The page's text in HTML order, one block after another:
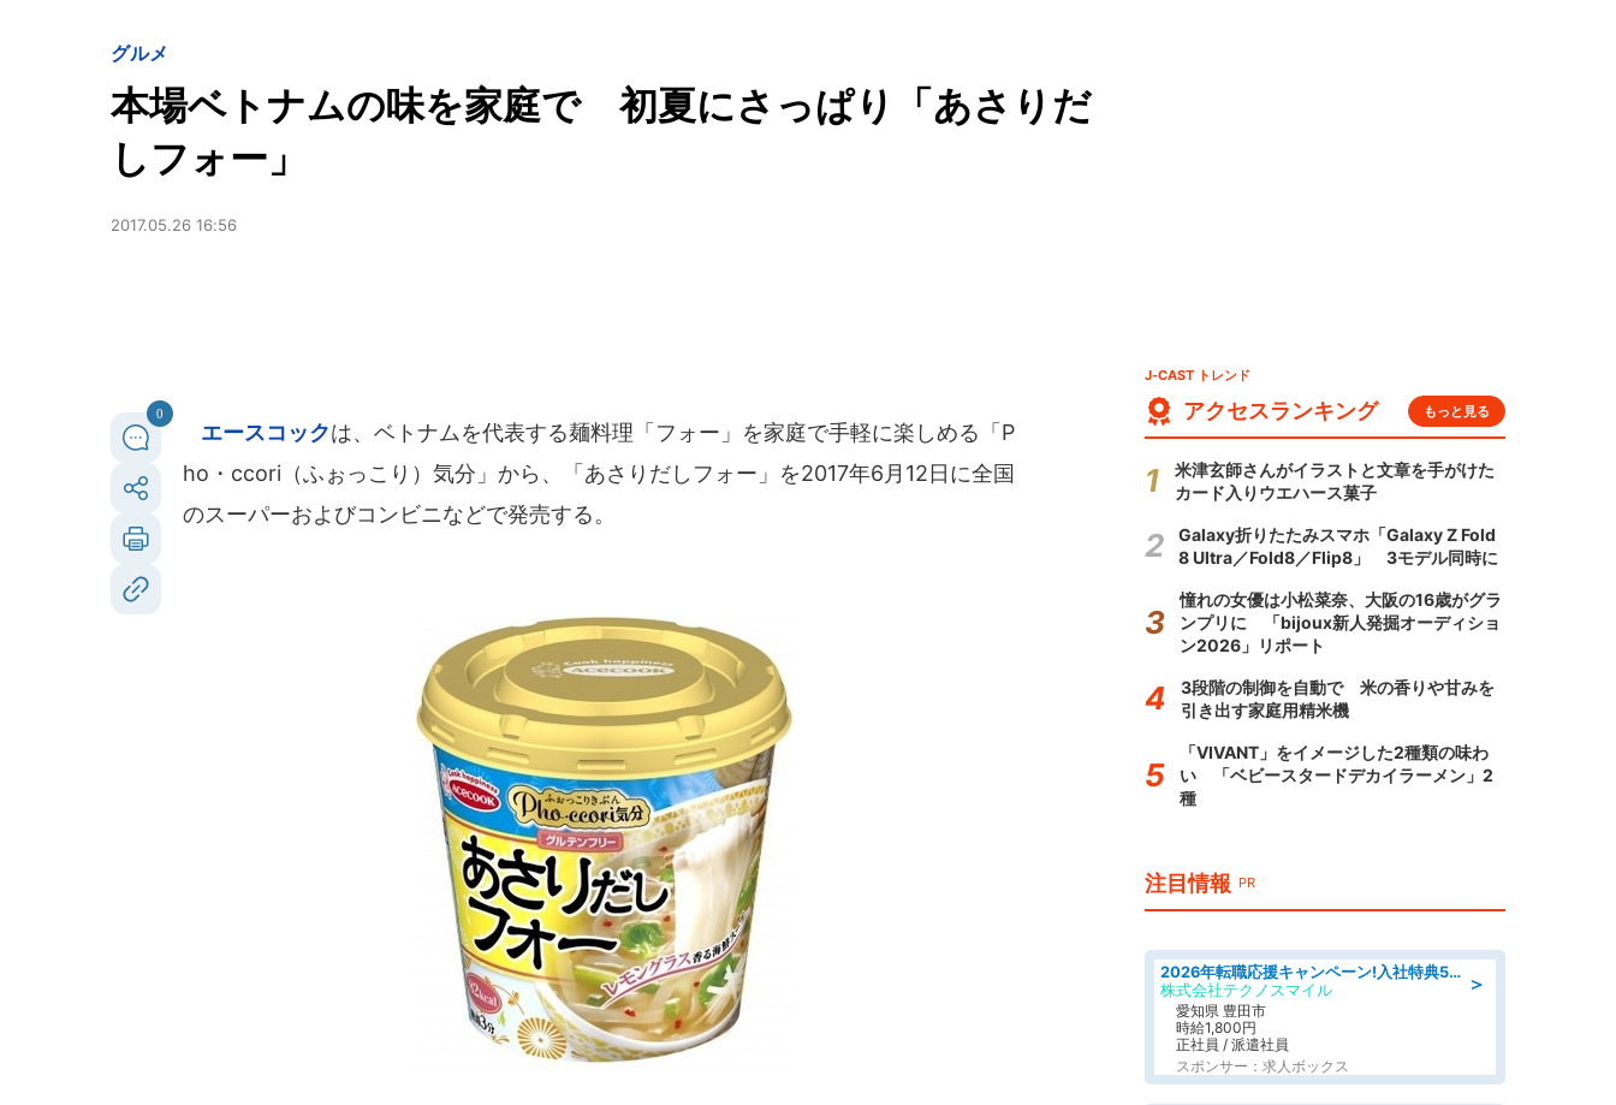
グルメ
本場ベトナムの味を家庭で 初夏にさっぱり「あさりだ
しフォー」
2017.05.26 16:56
0
エースコックは、ベトナムを代表する麺料理「フォー」を家庭で手軽に楽しめる「P
ho・ccori（ふぉっこり）気分」から、「あさりだしフォー」を2017年6月12日に全国
のスーパーおよびコンビニなどで発売する。
J-CAST トレンド
アクセスランキング もっと見る
米津玄師さんがイラストと文章を手がけた
カード入りウエハース菓子
Galaxy折りたたみスマホ「Galaxy Z Fold
8 Ultra／Fold8／Flip8」 3モデル同時に
憧れの女優は小松菜奈、大阪の16歳がグラ
ンプリに 「bijoux新人発掘オーディショ
ン2026」リポート
3段階の制御を自動で 米の香りや甘みを
引き出す家庭用精米機
「VIVANT」をイメージした2種類の味わ
い 「ベビースタードデカイラーメン」2
種
注目情報 PR
＞
2026年転職応援キャンペーン!入社特典58万円/デンソーで働こう!自動車工場で小型部品の検査業務 denso aichi
株式会社テクノスマイル
愛知県 豊田市
時給1,800円
正社員 / 派遣社員
スポンサー：求人ボックス